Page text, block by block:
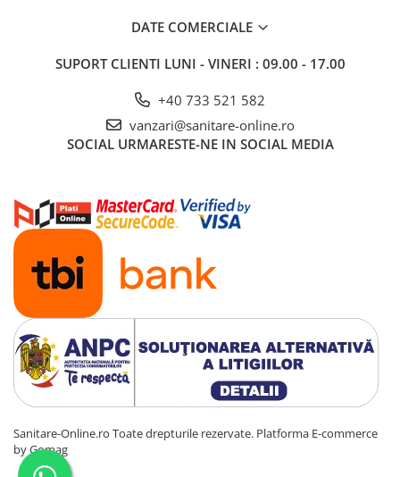
DATE COMERCIALE
SUPORT CLIENTI LUNI - VINERI : 09.00 - 17.00
+40 733 521 582
vanzari@sanitare-online.ro
SOCIAL URMARESTE-NE IN SOCIAL MEDIA
Sanitare-Online.ro Toate drepturile rezervate. Platforma E-commerce
by Gomag